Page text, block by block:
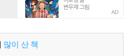
AD
많이 산 책